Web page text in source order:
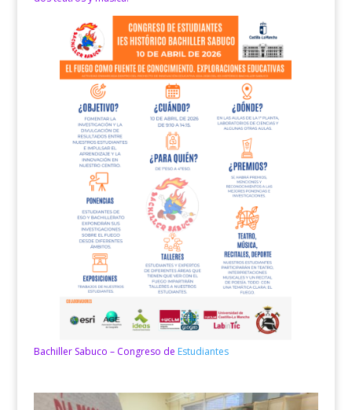
Bachiller Sabuco – Congreso de Estudiantes